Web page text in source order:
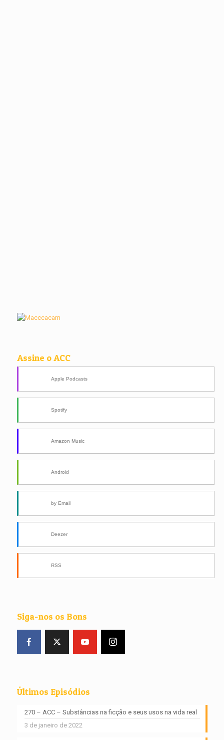
Assine o ACC
Apple Podcasts
Spotify
Amazon Music
Android
by Email
Deezer
RSS
Siga-nos os Bons
Últimos Episódios
270 – ACC – Substâncias na ficção e seus usos na vida real
3 de janeiro de 2022